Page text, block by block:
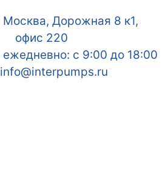
Москва, Дорожная 8 к1,
офис 220
ежедневно: с 9:00 до 18:00
info@interpumps.ru